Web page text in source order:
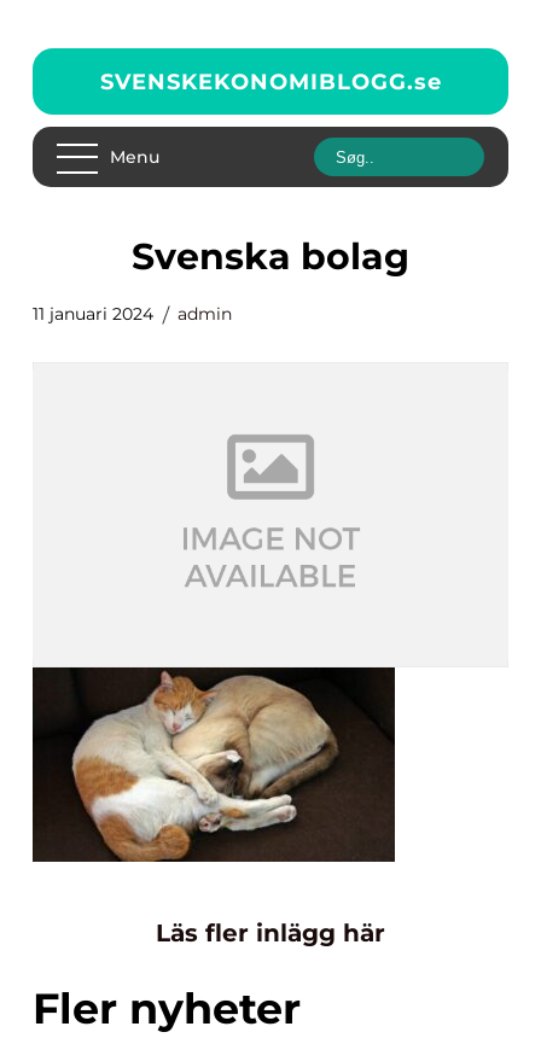
SVENSKEKONOMIBLOGG.se
Menu
svenska bolag
11 januari 2024 admin
Läs fler inlägg här
Fler nyheter